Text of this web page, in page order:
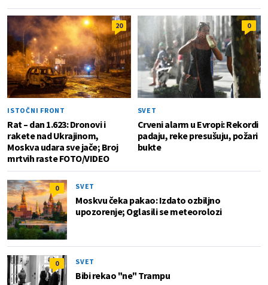
20
ISTOČNI FRONT
Rat – dan 1.623: Dronovi i
rakete nad Ukrajinom,
Moskva udara sve jače; Broj
mrtvih raste FOTO/VIDEO
0
SVET
Crveni alarm u Evropi: Rekordi
padaju, reke presušuju, požari
bukte
0 SVET
Moskvu čeka pakao: Izdato ozbiljno
upozorenje; Oglasili se meteorolozi
0 SVET
Bibi rekao "ne" Trampu